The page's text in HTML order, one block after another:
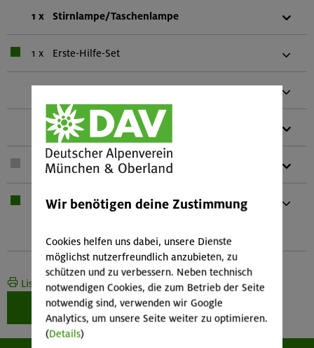
1 x Stirnlampe/Taschenlampe
1 x Erste-Hilfe-Set
Biwaksack (einer pro zwei Personen)
Teleskopstöcke
Bei Übernachtung: Hüttenschlafsack,
Liste drucken
Weiter zur Buchung
Wir benötigen deine Zustimmung
Cookies helfen uns dabei, unsere Dienste
möglichst nutzerfreundlich anzubieten, zu
schützen und zu verbessern. Neben technisch
notwendigen Cookies, die zum Betrieb der Seite
notwendig sind, verwenden wir Google
Analytics, um unsere Seite weiter zu optimieren.
(Details)